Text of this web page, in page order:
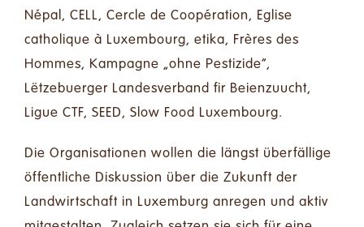
Népal, CELL, Cercle de Coopération, Eglise
catholique à Luxembourg, etika, Frères des
Hommes, Kampagne „ohne Pestizide“,
Lëtzebuerger Landesverband fir Beienzuucht,
Ligue CTF, SEED, Slow Food Luxembourg.
Die Organisationen wollen die längst überfällige
öffentliche Diskussion über die Zukunft der
Landwirtschaftin Luxemburg anregen und aktiv